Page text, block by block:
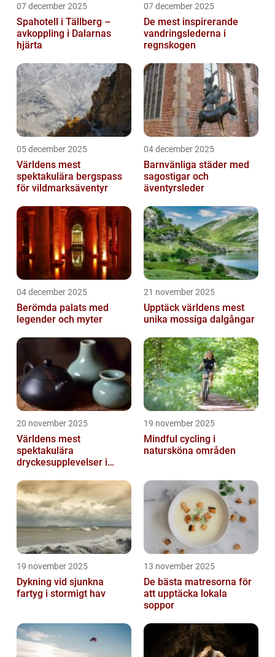
07 december 2025
Spahotell i Tällberg –
avkoppling i Dalarnas
hjärta
07 december 2025
De mest inspirerande
vandringslederna i
regnskogen
05 december 2025
Världens mest
spektakulära bergspass
för vildmarksäventyr
04 december 2025
Barnvänliga städer med
sagostigar och
äventyrsleder
04 december 2025
Berömda palats med
legender och myter
21 november 2025
Upptäck världens mest
unika mossiga dalgångar
20 november 2025
Världens mest
spektakulära
dryckesupplevelser i
19 november 2025
Mindful cycling i
natursköna områden
19 november 2025
Dykning vid sjunkna
fartyg i stormigt hav
13 november 2025
De bästa matresorna för
att upptäcka lokala
soppor